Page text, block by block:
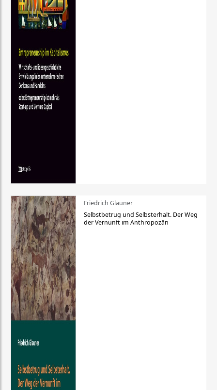
Friedrich Glauner
Selbstbetrug und Selbsterhalt. Der Weg
der Vernunft im Anthropozän